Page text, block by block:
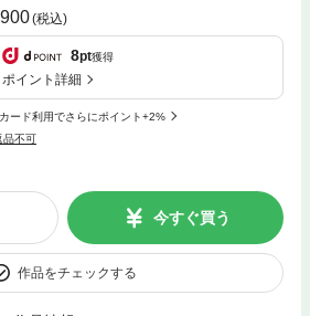
900(税込)
8pt獲得
ポイント詳細
ード利用でさらにポイント+2%
品不可
今すぐ買う
作品をチェックする